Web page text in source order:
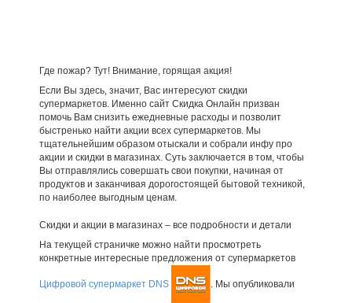
Где пожар? Тут! Внимание, горящая акция!
Если Вы здесь, значит, Вас интересуют скидки
супермаркетов. Именно сайт Скидка Онлайн призван
помочь Вам снизить ежедневные расходы и позволит
быстренько найти акции всех супермаркетов. Мы
тщательнейшим образом отыскали и собрали инфу про
акции и скидки в магазинах. Суть заключается в том, чтобы
Вы отправлялись совершать свои покупки, начиная от
продуктов и заканчивая дорогостоящей бытовой техникой,
по наиболее выгодным ценам.
Скидки и акции в магазинах – все подробности и детали
На текущей страничке можно найти просмотреть
конкретные интересные предложения от супермаркетов
Цифровой супермаркет DNS . Мы опубликовали